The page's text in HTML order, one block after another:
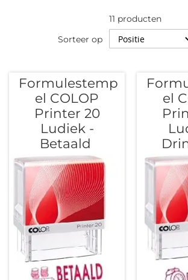
11 producten
Sorteer op
Formulestemp
el COLOP
Printer 20
Ludiek -
Betaald
el